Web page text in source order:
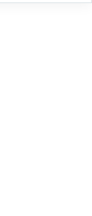
/限制
習狀況，
觀看次數…
讓教師發
告，學生
討論，需
，包括1.9